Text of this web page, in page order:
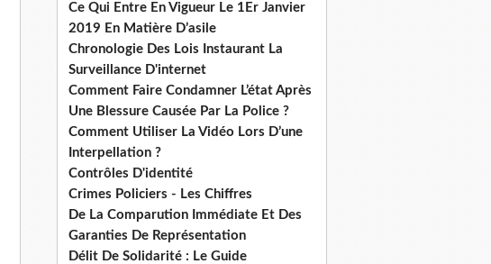
Ce Qui Entre En Vigueur Le 1Er Janvier
2019 En Matière D’asile
Chronologie Des Lois Instaurant La
Surveillance D'internet
Comment Faire Condamner L’état Après
Une Blessure Causée Par La Police ?
Comment Utiliser La Vidéo Lors D’une
Interpellation ?
Contrôles D'identité
Crimes Policiers - Les Chiffres
De La Comparution Immédiate Et Des
Garanties De Représentation
Délit De Solidarité : Le Guide